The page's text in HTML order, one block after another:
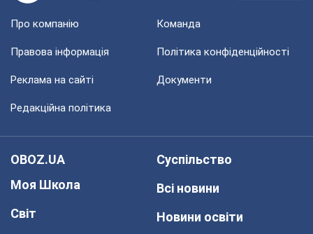
Про компанію Команда
Правова інформація Політика конфіденційності
Реклама на сайті Документи
Редакційна політика
OBOZ.UA
Моя Школа
Світ
Суспільство
Всі новини
Новини освіти